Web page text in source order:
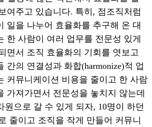
여주고 있습니다. 특히, 점조직처럼
일을 나누어 효율화를 추구해 온 대
한 사람이 여러 업무를 전문성 있게
면서 조직 효율화의 기회를 엿보고
간의 연결성과 화합(harmonize)적 업
커뮤니케이션 비용을 줄이고 한 사람
가져가면서 전문성을 놓치지 않는데
원으로 갈 수 있게 되자, 10명이 하던
줄이고 조직을 작게 만들어 커뮤니